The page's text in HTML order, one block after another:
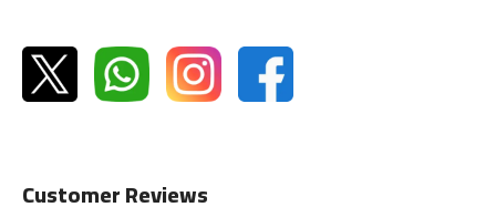
Customer Reviews